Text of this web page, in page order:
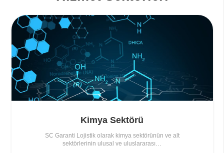
Kimya Sektörü
SC Garanti Lojistik olarak kimya sektörünün ve alt
sektörlerinin ulusal ve uluslararası…